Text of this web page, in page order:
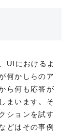
UIにおけるよ
何かしらのア
ら何も応答が
まいます。そ
ションを試す
どはその事例